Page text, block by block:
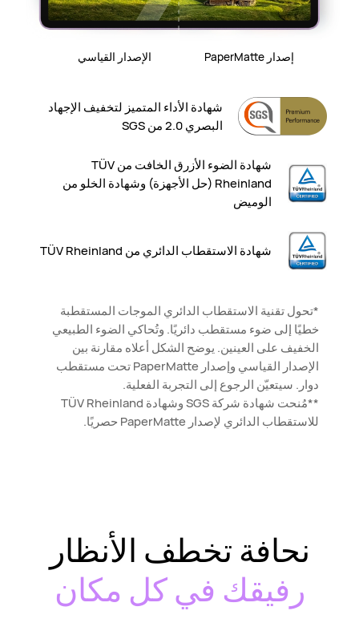
الإصدار القياسي إصدار PaperMatte
شهادة الأداء المتميز لتخفيف الإجهاد
البصري 2.0 من SGS
شهادة الضوء الأزرق الخافت من TÜV
Rheinland (حل الأجهزة) وشهادة الخلو من
الوميض
شهادة الاستقطاب الدائري من TÜV Rheinland
*تحول تقنية الاستقطاب الدائري الموجات المستقطبة
خطيًا إلى ضوء مستقطب دائريًا. وتُحاكي الضوء الطبيعي
الخفيف على العينين. يوضح الشكل أعلاه مقارنة بين
الإصدار القياسي وإصدار PaperMatte تحت مستقطب
دوار. سيتعيّن الرجوع إلى التجربة الفعلية.
**مُنحت شهادة شركة SGS وشهادة TÜV Rheinland
للاستقطاب الدائري لإصدار PaperMatte حصريًا.
نحافة تخطف الأنظار
رفيقك في كل مكان